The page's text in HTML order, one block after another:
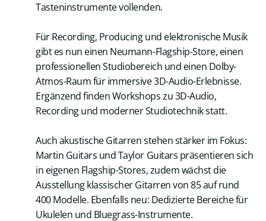
Tasteninstrumente vollenden.
Für Recording, Producing und elektronische Musik
gibt es nun einen Neumann-Flagship-Store, einen
professionellen Studiobereich und einen Dolby-
Atmos-Raum für immersive 3D-Audio-Erlebnisse.
Ergänzend finden Workshops zu 3D-Audio,
Recording und moderner Studiotechnik statt.
Auch akustische Gitarren stehen stärker im Fokus:
Martin Guitars und Taylor Guitars präsentieren sich
in eigenen Flagship-Stores, zudem wächst die
Ausstellung klassischer Gitarren von 85 auf rund
400 Modelle. Ebenfalls neu: Dedizierte Bereiche für
Ukulelen und Bluegrass-Instrumente.